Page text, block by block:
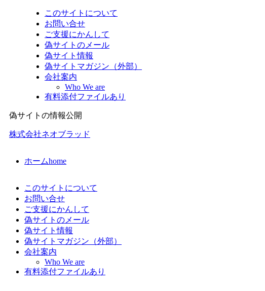
このサイトについて
お問い合せ
ご支援にかんして
偽サイトのメール
偽サイト情報
偽サイトマガジン（外部）
会社案内
Who We are
有料添付ファイルあり
偽サイトの情報公開
株式会社ネオブラッド
ホームhome
このサイトについて
お問い合せ
ご支援にかんして
偽サイトのメール
偽サイト情報
偽サイトマガジン（外部）
会社案内
Who We are
有料添付ファイルあり